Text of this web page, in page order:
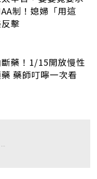
制！媳婦「用這
擊
藥！1/15開放慢性
藥師叮嚀一次看